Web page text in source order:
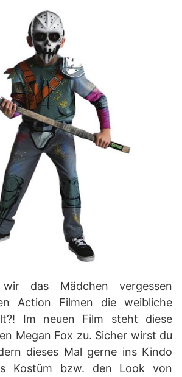
das Mädchen vergessen
Action Filmen die weibliche
Im neuen Film steht diese
Megan Fox zu. Sicher wirst du
dieses Mal gerne ins Kindo
Kostüm bzw. den Look von